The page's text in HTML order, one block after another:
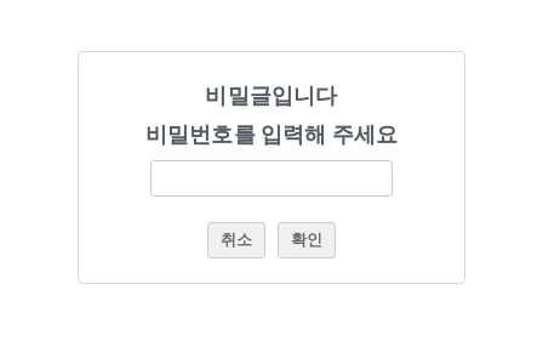
비밀글입니다
비밀번호를 입력해 주세요
취소 확인